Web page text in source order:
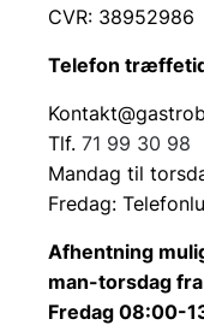
CVR: 38952986
Telefon
Tlf. 71 99 30 98
Mandag til
Fredag:
Afhentning
man-torsdag
Fredag 08:00-